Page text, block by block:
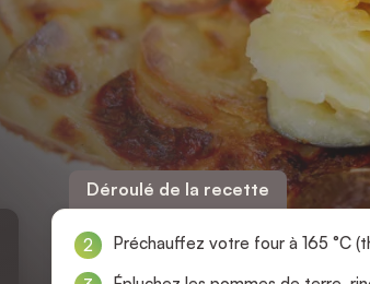
Déroulé de la recette
Préchauffez votre four à 165 °C